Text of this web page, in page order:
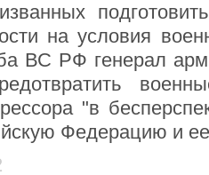
на условия
ВС РФ генерал
"в
Федерацию и